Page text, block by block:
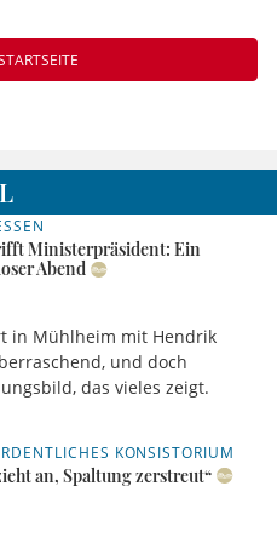
Ministerpräsident: Ein
Abend
in Mühlheim mit Hendrik
und doch
das vieles zeigt.
KONSISTORIUM
an, Spaltung zerstreut“